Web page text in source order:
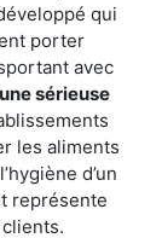
qui
porter
avec
une sérieuse
les aliments
d’un
représente